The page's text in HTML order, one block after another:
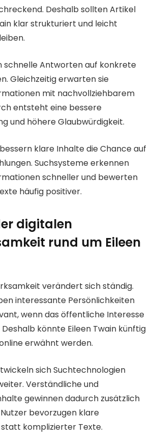
Deshalb sollten Artikel
klar strukturiert und leicht
schnelle Antworten auf konkrete
Gleichzeitig erwarten sie
mit nachvollziehbarem
entsteht eine bessere
und höhere Glaubwürdigkeit.
klare Inhalte die Chance auf
Suchsysteme erkennen
schneller und bewerten
häufig positiver.
digitalen
rund um Eileen
verändert sich ständig.
interessante Persönlichkeiten
wenn das öffentliche Interesse
könnte Eileen Twain künftig
erwähnt werden.
sich Suchtechnologien
Verständliche und
gewinnen dadurch zusätzlich
bevorzugen klare
komplizierter Texte.